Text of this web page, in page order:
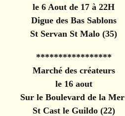
le 6 Aout de 17 à 22H
Digue des Bas Sablons
St Servan St Malo (35)
*****************
Marché des créateurs
le 16 aout
Sur le Boulevard de la Mer
St Cast le Guildo (22)